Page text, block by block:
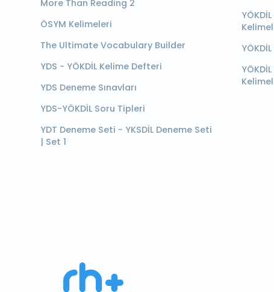
More Than Reading 2
ÖSYM Kelimeleri
The Ultimate Vocabulary Builder
YDS - YÖKDİL Kelime Defteri
YDS Deneme Sınavları
YDS-YÖKDİL Soru Tipleri
YDT Deneme Seti - YKSDİL Deneme Seti
| Set 1